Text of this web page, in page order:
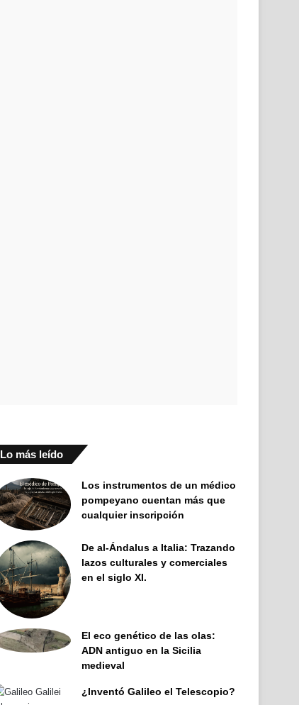
Lo más leído
Los instrumentos de un médico
pompeyano cuentan más que
cualquier inscripción
De al-Ándalus a Italia: Trazando
lazos culturales y comerciales
en el siglo XI.
El eco genético de las olas:
ADN antiguo en la Sicilia
medieval
¿Inventó Galileo el Telescopio?